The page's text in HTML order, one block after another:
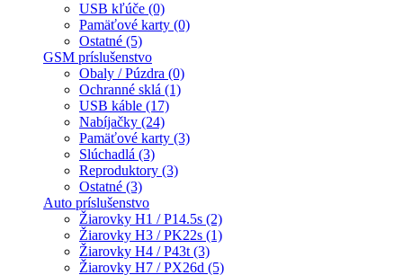
USB kľúče (0)
Pamäťové karty (0)
Ostatné (5)
GSM príslušenstvo
Obaly / Púzdra (0)
Ochranné sklá (1)
USB káble (17)
Nabíjačky (24)
Pamäťové karty (3)
Slúchadlá (3)
Reproduktory (3)
Ostatné (3)
Auto príslušenstvo
Žiarovky H1 / P14.5s (2)
Žiarovky H3 / PK22s (1)
Žiarovky H4 / P43t (3)
Žiarovky H7 / PX26d (5)